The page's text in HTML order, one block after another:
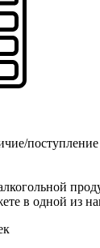
поступление
в одной из